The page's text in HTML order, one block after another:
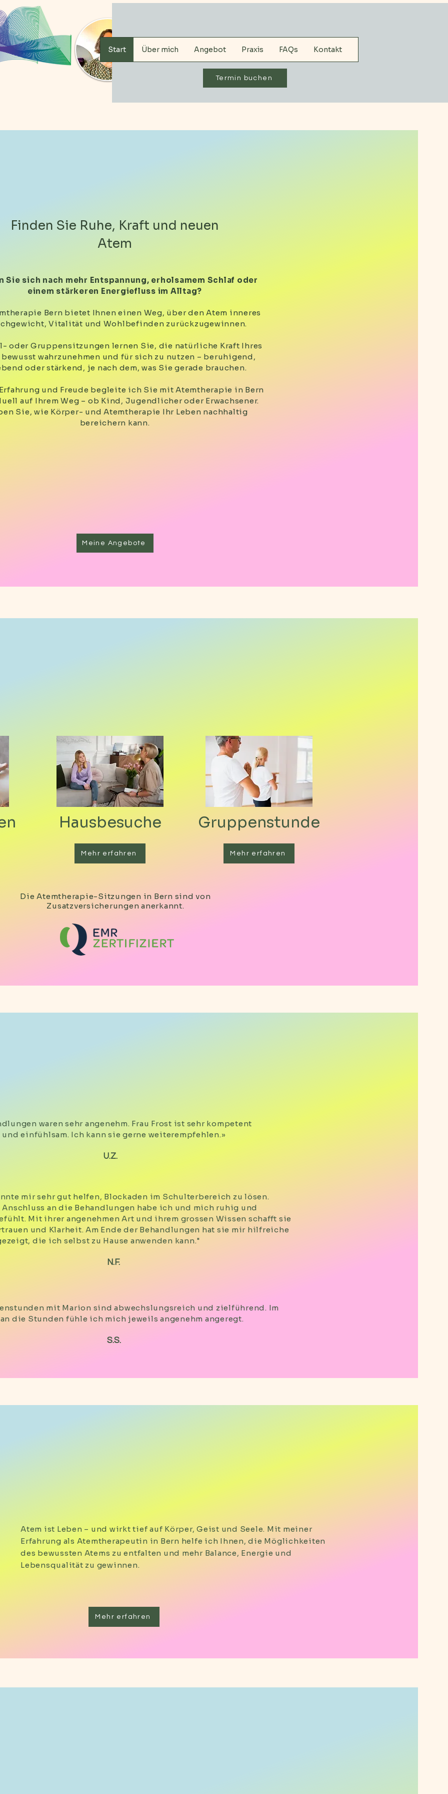
Start Über mich Angebot Praxis FAQs Kontakt
Termin buchen
Finden Sie Ruhe, Kraft und neuen
Atem
Sie sich nach mehr Entspannung, erholsamem Schlaf oder
einem stärkeren Energiefluss im Alltag?
Bern bietet Ihnen einen Weg, über den Atem inneres
Vitalität und Wohlbefinden zurückzugewinnen.
oder Gruppensitzungen lernen Sie, die natürliche Kraft Ihres
bewusst wahrzunehmen und für sich zu nutzen – beruhigend,
oder stärkend, je nach dem, was Sie gerade brauchen.
und Freude begleite ich Sie mit Atemtherapie in Bern
auf Ihrem Weg – ob Kind, Jugendlicher oder Erwachsener.
Sie, wie Körper- und Atemtherapie Ihr Leben nachhaltig
bereichern kann.
Meine Angebote
Hausbesuche
Mehr erfahren
Gruppenstunde
Mehr erfahren
Die Atemtherapie-Sitzungen in Bern sind von
Zusatzversicherungen anerkannt.
waren sehr angenehm. Frau Frost ist sehr kompetent
einfühlsam. Ich kann sie gerne weiterempfehlen.»
U.Z.
mir sehr gut helfen, Blockaden im Schulterbereich zu lösen.
an die Behandlungen habe ich und mich ruhig und
Mit ihrer angenehmen Art und ihrem grossen Wissen schafft sie
und Klarheit. Am Ende der Behandlungen hat sie mir hilfreiche
die ich selbst zu Hause anwenden kann."
N.F.
mit Marion sind abwechslungsreich und zielführend. Im
die Stunden fühle ich mich jeweils angenehm angeregt.
S.S.
Atem ist Leben – und wirkt tief auf Körper, Geist und Seele. Mit meiner
Erfahrung als Atemtherapeutin in Bern helfe ich Ihnen, die Möglichkeiten
des bewussten Atems zu entfalten und mehr Balance, Energie und
Lebensqualität zu gewinnen.
Mehr erfahren